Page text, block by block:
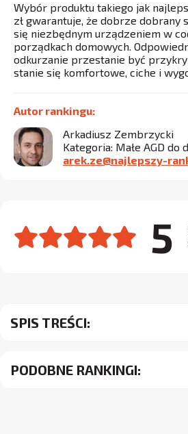
SPIS TREŚCI:
PODOBNE RANKINGI:
Wybór produktu takiego jak
zł gwarantuje, że dobrze dobrany
się niezbędnym urządzeniem w
porządkach domowych.
odkurzanie przestanie być
stanie się komfortowe, ciche i
Autor rankingu:
Arkadiusz Zembrzycki
Kategoria: Małe AGD do
arek.ze@najlepszy-
5